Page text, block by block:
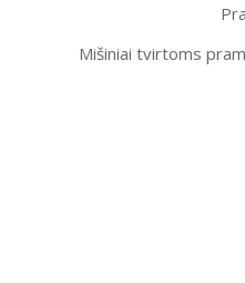
Mišiniai tvirtoms